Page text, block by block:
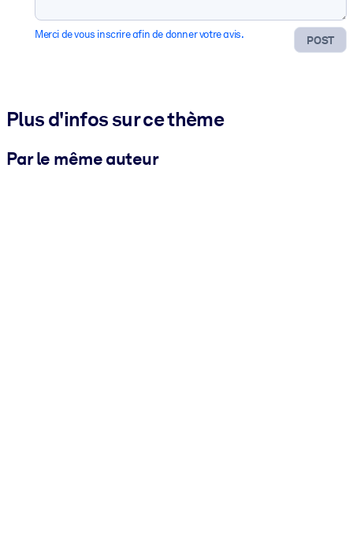
POST
Merci de vous inscrire afin de donner votre avis.
Plus d'infos sur ce thème
Par le même auteur